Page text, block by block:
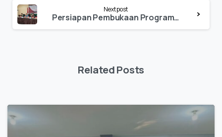
Next post
Persiapan Pembukaan Program Doktor Pascasarjana IAIN Palopo Gelar Klinik Borang
Related Posts